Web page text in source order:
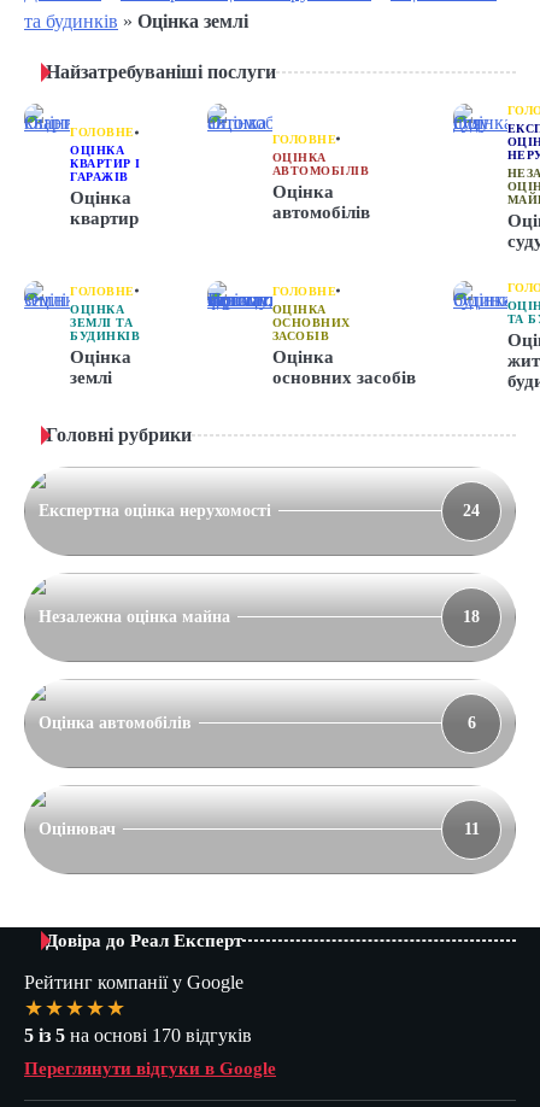
та будинків » Оцінка землі
Найзатребуваніші послуги
ГОЛОВНЕ
ОЦІНКА
КВАРТИР І
ГАРАЖІВ
Оцінка
квартир
ГОЛОВНЕ
ОЦІНКА
АВТОМОБІЛІВ
Оцінка
автомобілів
ГОЛОВНЕ
ОЦІНКА
ЗЕМЛІ ТА
БУДИНКІВ
Оцінка
землі
ГОЛОВНЕ
ОЦІНКА
ОСНОВНИХ
ЗАСОБІВ
Оцінка
основних засобів
ТА
Головні рубрики
Експертна оцінка нерухомості 24
Незалежна оцінка майна 18
Оцінка автомобілів 6
Оцінювач 11
Довіра до Реал Експерт
Рейтинг компанії у Google
★★★★★
5 із 5 на основі 170 відгуків
Переглянути відгуки в Google